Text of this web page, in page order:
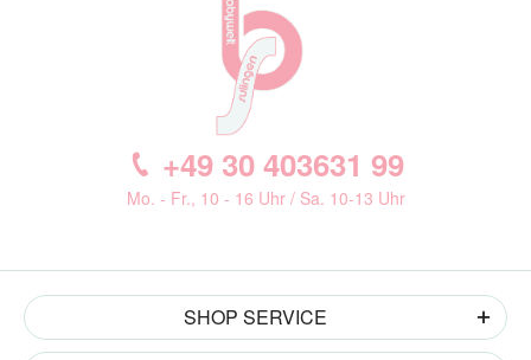
+49 30 403631 99
Mo. - Fr., 10 - 16 Uhr / Sa. 10-13 Uhr
SHOP SERVICE